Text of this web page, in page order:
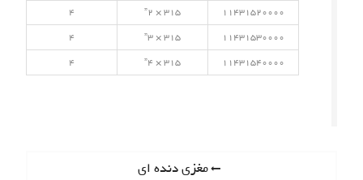
11431520000
315 × 2”
4
11431530000
315 × 3”
4
11431540000
315 × 4”
4
Previous
مغزی دنده ای